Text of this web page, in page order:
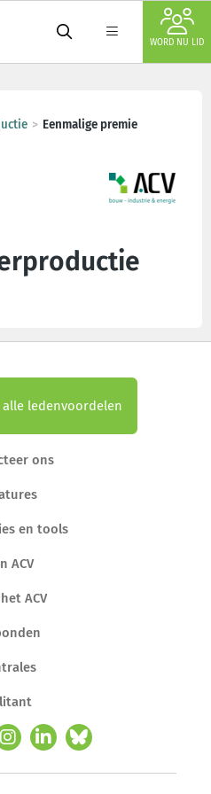
WORD NU LID
Eenmalige premie
ledenvoordelen
ons
en tools
ACV
ACV